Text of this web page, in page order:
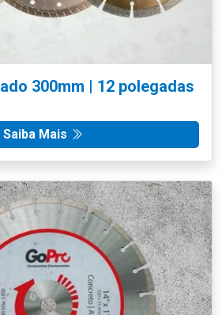
300mm | 12 polegadas
Saiba Mais